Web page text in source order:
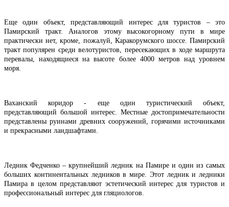
Еще один объект, представляющий интерес для туристов – это
Памирский тракт. Аналогов этому высокогорному пути в мире
практически нет, кроме, пожалуй, Каракорумского шоссе. Памирский
тракт популярен среди велотуристов, пересекающих в ходе маршрута
перевалы, находящиеся на высоте более 4000 метров над уровнем
моря.
Ваханский коридор - еще один туристический объект,
представляющий большой интерес. Местные достопримечательности
представлены руинами древних сооружений, горячими источниками
и прекрасными ландшафтами.
Ледник Федченко – крупнейший ледник на Памире и один из самых
больших континентальных ледников в мире. Этот ледник и ледники
Памира в целом представляют эстетический интерес для туристов и
профессиональный интерес для гляциологов.